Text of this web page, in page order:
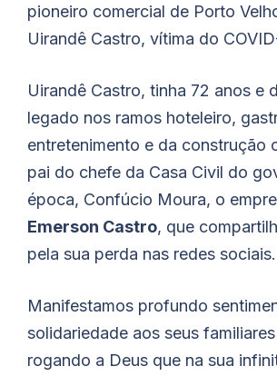
pioneiro comercial de Porto
Uirandê Castro, vítima do
Uirandê Castro, tinha 72 anos e
legado nos ramos hoteleiro,
entretenimento e da construção
pai do chefe da Casa Civil do
época, Confúcio Moura, o
Emerson Castro, que
pela sua perda nas redes sociais.
Manifestamos profundo
solidariedade aos seus
rogando a Deus que na sua